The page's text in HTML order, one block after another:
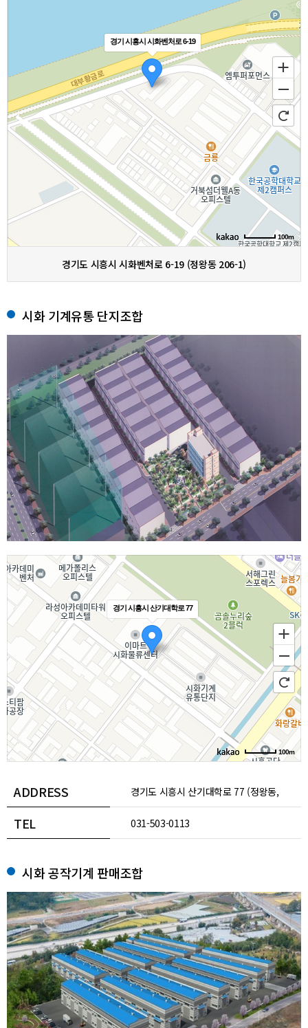
경기 시흥시 시화벤처로 6-19
100m
경기도 시흥시 시화벤처로 6-19 (정왕동 206-1)
시화 기계유통 단지조합
경기 시흥시 산기대학로 77
100m
ADDRESS 경기도 시흥시 산기대학로 77 (정왕동,
시화기계유통단지조합) 12동 314호
TEL 031-503-0113
시화 공작기계 판매조합